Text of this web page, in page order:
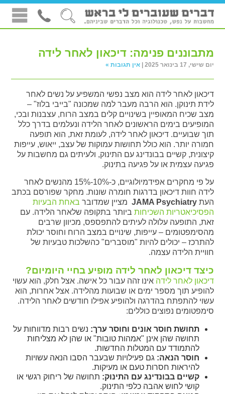
מתבוננים פנימה: דיכאון לאחר לידה
יום שישי, 17 בינואר 2025 | אין תגובות »
דיכאון לאחר לידה הוא מצב נפשי המשפיע על נשים לאחר
לידת תינוקן. הוא הרבה מעבר למה שמכונה "בייבי בלוז" –
מצב שכיח המאופיין בשינויים קלים במצב הרוח, עצבנות ובכי,
המופיעים בימים הראשונים לאחר הלידה ונעלמים בדרך כלל
תוך שבועיים. דיכאון לאחר לידה, לעומת זאת, הוא תופעה
חמורה יותר. הוא כולל תחושות עמוקות של עצב, ייאוש, עייפות
קיצונית, קשיים בבונדינג עם התינוק, ולעיתים גם מחשבות על
פגיעה עצמית או על פגיעה בתינוק.
על פי מחקרים אפידמיולוגיים, כ-10%-15% מהנשים לאחר
לידה חוות דיכאון בדרגות חומרה שונות. מחקר שפורסם בכתב
העתJAMA Psychiatry מציין שמדובר באחת הבעיות
הפסיכיאטריות השכיחות ביותר בתקופה שלאחר הלידה. עם
זאת, התופעה עלולה לעיתים להתפספס, מכיוון שרבים
מהסימפטומים – עייפות, שינויים במצב הרוח וחוסר יכולת
להתרכז – יכולים להיות "מוסברים" כהשלכות טבעיות של
חוויית הלידה עצמה.
כיצד דיכאון לאחר לידה מופיע בחיי היומיום?
דיכאון לאחר לידה אינו זהה עבור כל אישה. אצל חלק, הוא עשוי
להופיע תוך מספר ימים או שבועות מהלידה. אצל אחרות, הוא
עשוי להתפתח בהדרגה ולהופיע אפילו חודשים לאחר הלידה.
סימפטומים נפוצים כוללים:
תחושת חוסר אונים וחוסר ערך: נשים רבות מדווחות על
תחושה שהן אינן "אמהות טובות" או שהן לא מצליחות
להתמודד עם המטלות החדשות.
חוסר הנאה: גם פעילויות שבעבר הסבו הנאה עשויות
להיראות חסרות טעם או מעיקות.
קשיים בבונדינג עם התינוק: תחושה של ריחוק רגשי או
קושי לחוש אהבה כלפי התינוק.